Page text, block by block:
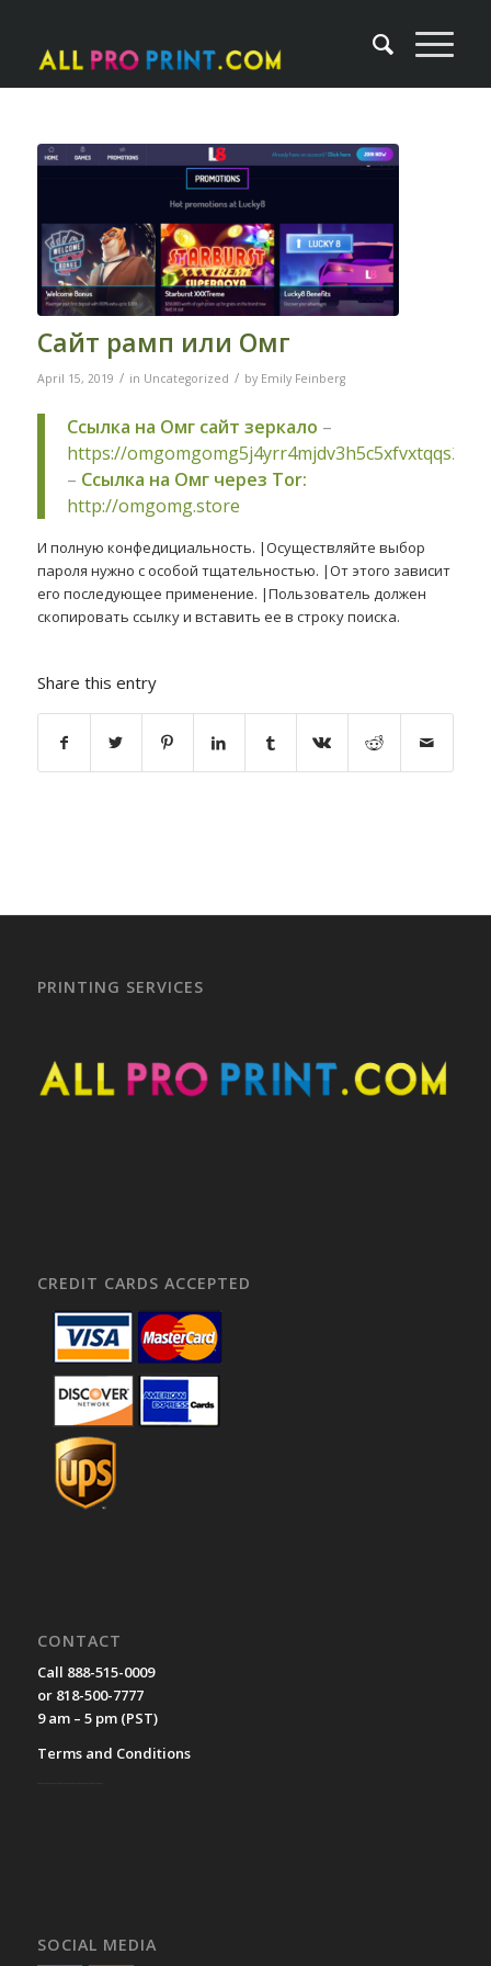
Сайт рамп или Омг
April 15, 2019 / in Uncategorized / by Emily Feinberg
Ссылка на Омг сайт зеркало –
https://
– Ссылка на Омг через Tor:
http://omgomg.store
И полную конфедициальность. |Осуществляйте выбор
пароля нужно с особой тщательностью. |От этого зависит
его последующее применение. |Пользователь должен
скопировать ссылку и вставить ее в строку поиска.
Share this entry
PRINTING SERVICES
CREDIT CARDS ACCEPTED
CONTACT
Call 888-515-0009
or 818-500-7777
9 am – 5 pm (PST)
Terms and Conditions
SOCIAL MEDIA